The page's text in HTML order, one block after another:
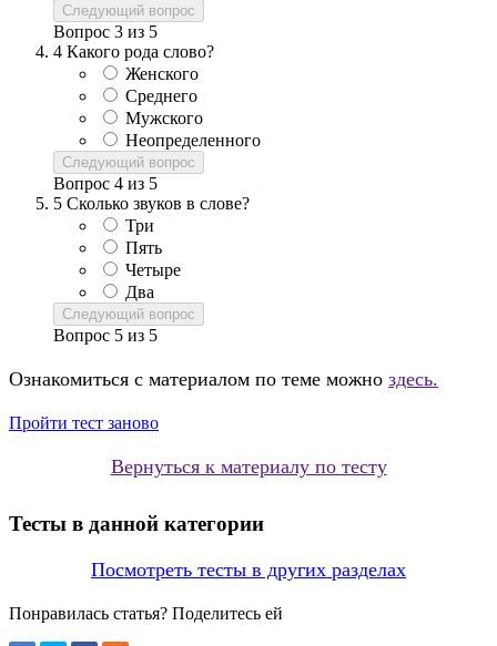
Следующий вопрос
Вопрос 3 из 5
4 Какого рода слово?
Женского
Среднего
Мужского
Неопределенного
Следующий вопрос
Вопрос 4 из 5
5 Сколько звуков в слове?
Три
Пять
Четыре
Два
Следующий вопрос
Вопрос 5 из 5
Ознакомиться с материалом по теме можно здесь.
Пройти тест заново
Вернуться к материалу по тесту
Тесты в данной категории
Посмотреть тесты в других разделах
Понравилась статья? Поделитесь ей